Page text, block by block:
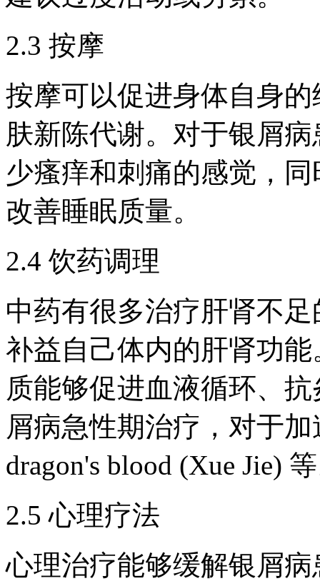
2.3 按摩
按摩可以促进身体自身
肤新陈代谢。对于银屑
少瘙痒和刺痛的感觉，
改善睡眠质量。
2.4 饮药调理
中药有很多治疗肝肾不
补益自己体内的肝肾功
质能够促进血液循环、
屑病急性期治疗，对于
dragon's blood (Xue Jie)
2.5 心理疗法
心理治疗能够缓解银屑